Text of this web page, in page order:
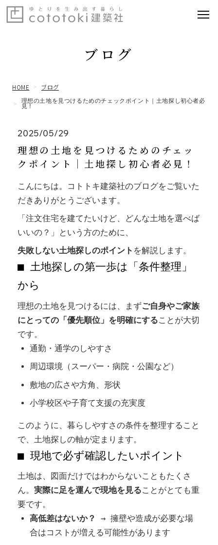
ブログ
HOME ブログ
理想の土地を見つけるためのチェックポイント｜土地探し初心者必
見！
2025/05/29
理想の土地を見つけるためのチェッ
クポイント｜土地探し初心者必見！
こんにちは。コトトキ建築社のブログをご覧いた
だきありがとうございます。
「注文住宅を建てたいけど、どんな土地を選べば
いいの？」という方のために、
失敗しない土地探しのポイント を解説します。
■ 土地探しの第一歩は「条件整理」
から
理想の土地を見つけるには、まずご自身やご家族
にとっての「優先順位」を明確にすることが大切
です。
通勤・通学のしやすさ
周辺環境（スーパー・病院・公園など）
敷地の広さや方角、形状
小学校区や子育て支援の充実度
このように、暮らしやすさの条件を整理すること
で、土地探しの軸が定まります。
■ 現地で必ず確認したいポイント
土地は、図面だけではわからないこともたくさ
ん。 実際に足を運んで現地を見ることがとても重
要です。
高低差はないか？
→ 擁壁や造成が必要な場
合はコストが増える可能性があります